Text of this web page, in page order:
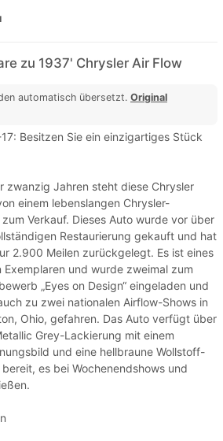
zu 1937' Chrysler Air Flow
automatisch übersetzt. Original
Besitzen Sie ein einzigartiges Stück
zwanzig Jahren steht diese Chrysler
einem lebenslangen Chrysler-
Verkauf. Dieses Auto wurde vor über
Restaurierung gekauft und hat
2.900 Meilen zurückgelegt. Es ist eines
und wurde zweimal zum
„Eyes on Design“ eingeladen und
zu zwei nationalen Airflow-Shows in
Ohio, gefahren. Das Auto verfügt über
Grey-Lackierung mit einem
und eine hellbraune Wollstoff-
es bei Wochenendshows und